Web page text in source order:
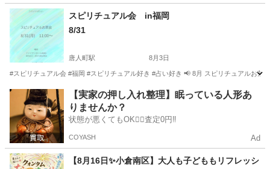
福岡 北九州市 門司港駅 地域/お祭り
スピリチュアル会 in福岡
8/31
唐人町駅 8月3日
#スピリチュアル会 #福岡 #スピリチュアル好き #占い好き 📢 8月 スピリチュアルお
福岡 福岡市 唐人町駅 地域/お祭り スピリチュアル
【実家の押し入れ整理】眠っている人形あ
りませんか？
状態が悪くてもOK🙆‍♀️査定0円‼️
COYASH Ad
【8月16日✨小倉南区】大人も子どももリフレッシ